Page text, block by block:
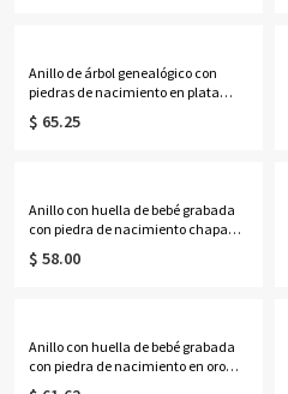
Anillo de árbol genealógico con
piedras de nacimiento en plata
chapada en oro
$ 65.25
Anillo con huella de bebé grabada
con piedra de nacimiento chapado
en platino
$ 58.00
Anillo con huella de bebé grabada
con piedra de nacimiento en oro
rosa